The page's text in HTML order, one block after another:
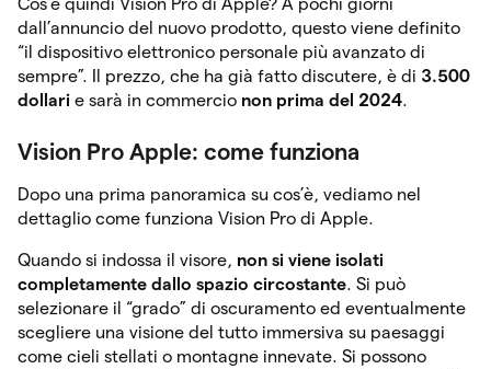
dall’annuncio del nuovo prodotto, questo viene definito
“il dispositivo elettronico personale più avanzato di
sempre”. Il prezzo, che ha già fatto discutere, è di 3.500
dollari e sarà in commercio non prima del 2024.
Vision Pro Apple: come funziona
Dopo una prima panoramica su cos’è, vediamo nel
dettaglio come funziona Vision Pro di Apple.
Quando si indossa il visore, non si viene isolati
completamente dallo spazio circostante. Si può
selezionare il “grado” di oscuramento ed eventualmente
scegliere una visione del tutto immersiva su paesaggi
come cieli stellati o montagne innevate. Si possono